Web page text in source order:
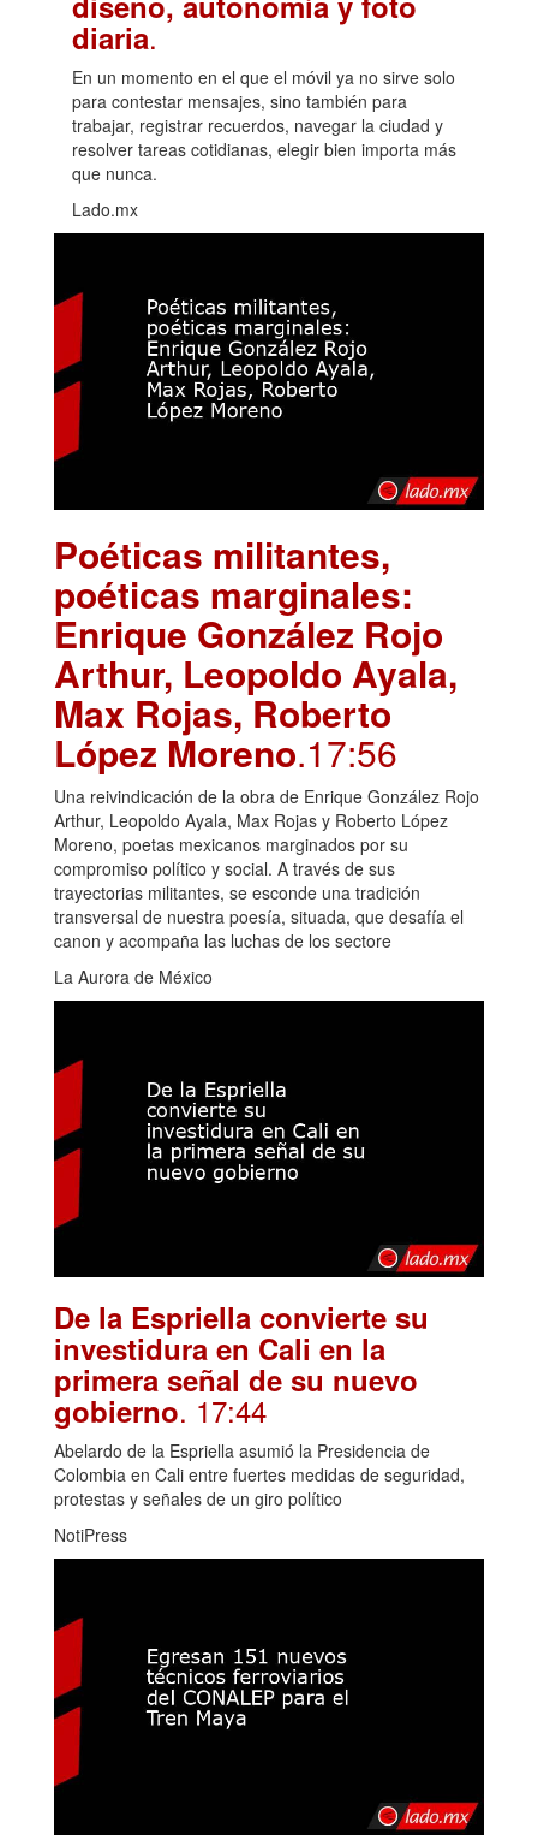
diaria.
En un momento en el que el móvil ya no sirve solo
para contestar mensajes, sino también para
trabajar, registrar recuerdos, navegar la ciudad y
resolver tareas cotidianas, elegir bien importa más
que nunca.
Lado.mx
Poéticas militantes,
poéticas marginales:
Enrique González Rojo
Arthur, Leopoldo Ayala,
Max Rojas, Roberto
López Moreno.17:56
Una reivindicación de la obra de Enrique González Rojo
Arthur, Leopoldo Ayala, Max Rojas y Roberto López
Moreno, poetas mexicanos marginados por su
compromiso político y social. A través de sus
trayectorias militantes, se esconde una tradición
transversal de nuestra poesía, situada, que desafía el
canon y acompaña las luchas de los sectore
La Aurora de México
De la Espriella convierte su
investidura en Cali en la
primera señal de su nuevo
gobierno. 17:44
Abelardo de la Espriella asumió la Presidencia de
Colombia en Cali entre fuertes medidas de seguridad,
protestas y señales de un giro político
NotiPress